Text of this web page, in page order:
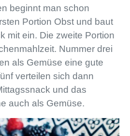
beginnt man schon
Portion Obst und baut
mit ein. Die zweite Portion
Nummer drei
als Gemüse eine gute
verteilen sich dann
und das
auch als Gemüse.